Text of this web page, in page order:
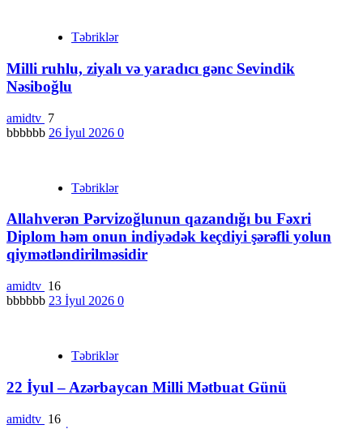
Təbriklər
Milli ruhlu, ziyalı və yaradıcı gənc Sevindik
Nəsiboğlu
amidtv 7
bbbbbb 26 İyul 2026 0
Təbriklər
Allahverən Pərvizoğlunun qazandığı bu Fəxri
Diplom həm onun indiyədək keçdiyi şərəfli yolun
qiymətləndirilməsidir
amidtv 16
bbbbbb 23 İyul 2026 0
Təbriklər
22 İyul – Azərbaycan Milli Mətbuat Günü
amidtv 16